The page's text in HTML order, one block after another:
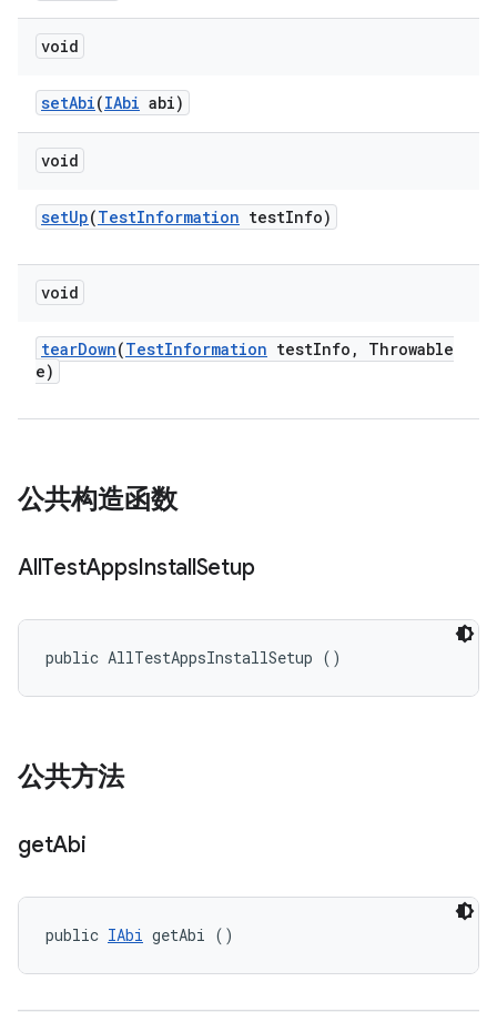
void
setAbi(IAbi abi)
void
setUp(TestInformation testInfo)
void
tearDown(TestInformation testInfo ,
Throwable
e)
公共构造函数
AllTestAppsInstallSetup
public AllTestAppsInstallSetup ()
公共方法
getAbi
public IAbi getAbi ()